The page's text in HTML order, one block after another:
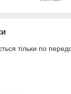
тільки по